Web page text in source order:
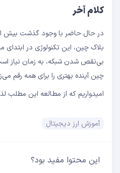
کلام آخر
بلاک چین، این تکنولوژی در ابتدای
بی‌نقص شدن شبکه، به زمان نیاز
چین آینده بهتری را برای همه رقم
امیدواریم که از مطالعه این مطلب
آموزش ارز دیجیتال
این محتوا مفید بود؟